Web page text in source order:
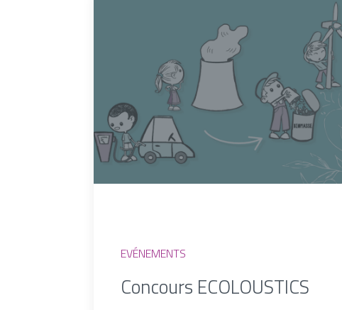
EVÉNEMENTS
Concours ECOLOUSTICS